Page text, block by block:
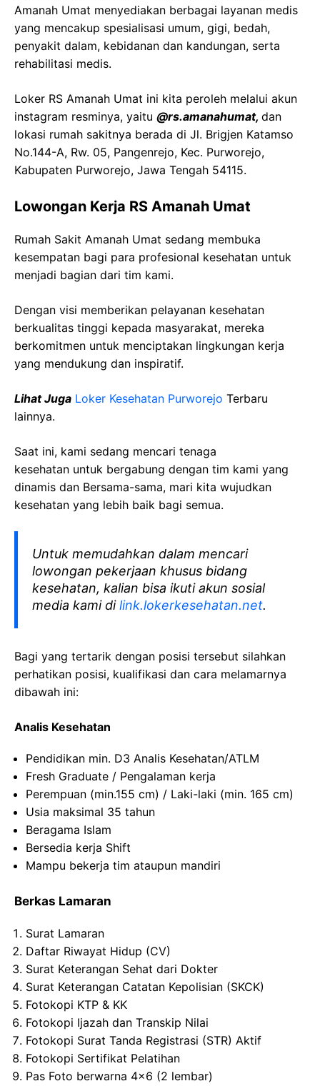
Amanah Umat menyediakan berbagai layanan medis
yang mencakup spesialisasi umum, gigi, bedah,
penyakit dalam, kebidanan dan kandungan, serta
rehabilitasi medis.
Loker RS Amanah Umat ini kita peroleh melalui akun
instagram resminya, yaitu @rs.amanahumat, dan
lokasi rumah sakitnya berada di Jl. Brigjen Katamso
No.144-A, Rw. 05, Pangenrejo, Kec. Purworejo,
Kabupaten Purworejo, Jawa Tengah 54115.
Lowongan Kerja RS Amanah Umat
Rumah Sakit Amanah Umat sedang membuka
kesempatan bagi para profesional kesehatan untuk
menjadi bagian dari tim kami.
Dengan visi memberikan pelayanan kesehatan
berkualitas tinggi kepada masyarakat, mereka
berkomitmen untuk menciptakan lingkungan kerja
yang mendukung dan inspiratif.
Lihat Juga Loker Kesehatan Purworejo Terbaru
lainnya.
Saat ini, kami sedang mencari tenaga
kesehatan untuk bergabung dengan tim kami yang
dinamis dan Bersama-sama, mari kita wujudkan
kesehatan yang lebih baik bagi semua.
Untuk memudahkan dalam mencari
lowongan pekerjaan khusus bidang
kesehatan, kalian bisa ikuti akun sosial
media kami dilink.lokerkesehatan.net.
Bagi yang tertarik dengan posisi tersebut silahkan
perhatikan posisi, kualifikasi dan cara melamarnya
dibawah ini:
Analis Kesehatan
Pendidikan min. D3 Analis Kesehatan/ATLM
Fresh Graduate / Pengalaman kerja
Perempuan (min.155 cm) / Laki-laki (min. 165 cm)
Usia maksimal 35 tahun
Beragama Islam
Bersedia kerja Shift
Mampu bekerja tim ataupun mandiri
Berkas Lamaran
Surat Lamaran
Daftar Riwayat Hidup (CV)
Surat Keterangan Sehat dari Dokter
Surat Keterangan Catatan Kepolisian (SKCK)
Fotokopi KTP & KK
Fotokopi Ijazah dan Transkip Nilai
Fotokopi Surat Tanda Registrasi (STR) Aktif
Fotokopi Sertifikat Pelatihan
Pas Foto berwarna 4×6 (2 lembar)